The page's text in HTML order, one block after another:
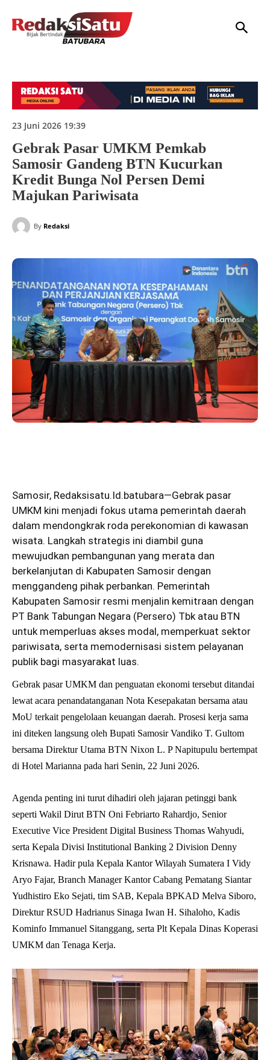
23 Juni 2026 19:39
Gebrak Pasar UMKM Pemkab
Samosir Gandeng BTN Kucurkan
Kredit Bunga Nol Persen Demi
Majukan Pariwisata
By Redaksi
Samosir, Redaksisatu.Id.batubara—Gebrak pasar
UMKM kini menjadi fokus utama pemerintah daerah
dalam mendongkrak roda perekonomian di kawasan
wisata. Langkah strategis ini diambil guna
mewujudkan pembangunan yang merata dan
berkelanjutan di Kabupaten Samosir dengan
menggandeng pihak perbankan. Pemerintah
Kabupaten Samosir resmi menjalin kemitraan dengan
PT Bank Tabungan Negara (Persero) Tbk atau BTN
untuk memperluas akses modal, memperkuat sektor
pariwisata, serta memodernisasi sistem pelayanan
publik bagi masyarakat luas.
Gebrak pasar UMKM dan penguatan ekonomi tersebut ditandai
lewat acara penandatanganan Nota Kesepakatan bersama atau
MoU terkait pengelolaan keuangan daerah. Prosesi kerja sama
ini diteken langsung oleh Bupati Samosir Vandiko T. Gultom
bersama Direktur Utama BTN Nixon L. P Napitupulu bertempat
di Hotel Marianna pada hari Senin, 22 Juni 2026.
Agenda penting ini turut dihadiri oleh jajaran petinggi bank
seperti Wakil Dirut BTN Oni Febriarto Rahardjo, Senior
Executive Vice President Digital Business Thomas Wahyudi,
serta Kepala Divisi Institutional Banking 2 Division Denny
Krisnawa. Hadir pula Kepala Kantor Wilayah Sumatera I Vidy
Aryo Fajar, Branch Manager Kantor Cabang Pematang Siantar
Yudhistiro Eko Sejati, tim SAB, Kepala BPKAD Melva Siboro,
Direktur RSUD Hadrianus Sinaga Iwan H. Sihaloho, Kadis
Kominfo Immanuel Sitanggang, serta Plt Kepala Dinas Koperasi
UMKM dan Tenaga Kerja.